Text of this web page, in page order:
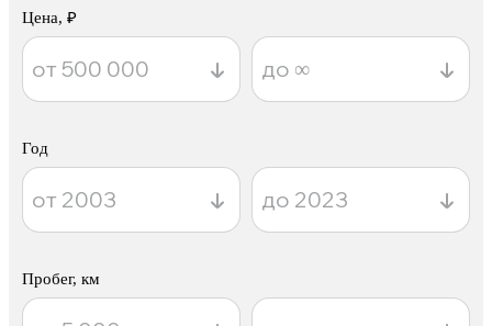
Цена, ₽
Год
Пробег, км